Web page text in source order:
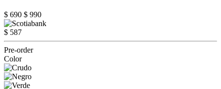
$ 690 $ 990
$ 587
Pre-order
Color